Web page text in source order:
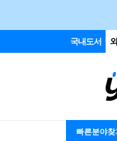
국내도서
빠른분야찾